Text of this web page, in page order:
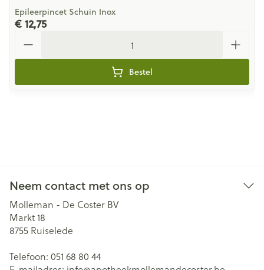
Epileerpincet Schuin Inox
€ 12,75
Bestel
Neem contact met ons op
Molleman - De Coster BV
Markt 18
8755 Ruiselede
Telefoon: 051 68 80 44